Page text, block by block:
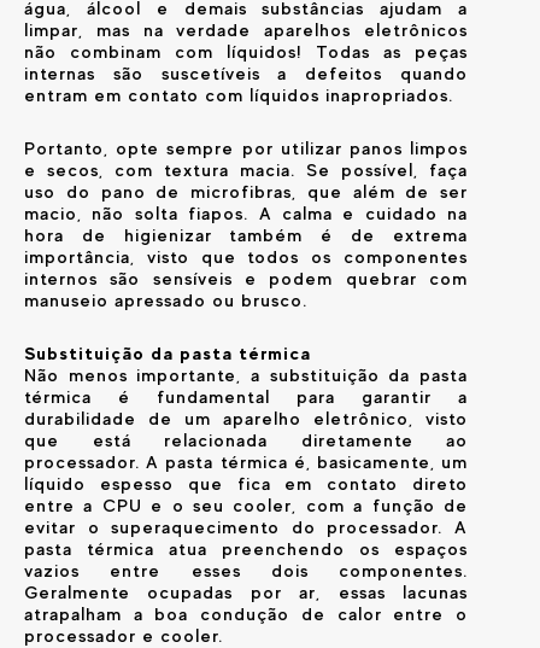
água, álcool e demais substâncias ajudam a
limpar, mas na verdade aparelhos eletrônicos
não combinam com líquidos! Todas as peças
internas são suscetíveis a defeitos quando
entram em contato com líquidos inapropriados.
Portanto, opte sempre por utilizar panos limpos
e secos, com textura macia. Se possível, faça
uso do pano de microfibras, que além de ser
macio, não solta fiapos. A calma e cuidado na
hora de higienizar também é de extrema
importância, visto que todos os componentes
internos são sensíveis e podem quebrar com
manuseio apressado ou brusco.
Substituição da pasta térmica
Não menos importante, a substituição da pasta
térmica é fundamental para garantir a
durabilidade de um aparelho eletrônico, visto
que está relacionada diretamente ao
processador. A pasta térmica é, basicamente, um
líquido espesso que fica em contato direto
entre a CPU e o seu cooler, com a função de
evitar o superaquecimento do processador. A
pasta térmica atua preenchendo os espaços
vazios entre esses dois componentes.
Geralmente ocupadas por ar, essas lacunas
atrapalham a boa condução de calor entre o
processador e cooler.